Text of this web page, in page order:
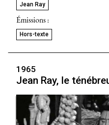
Jean Ray
Émissions :
Hors-texte
1965
Jean Ray, le